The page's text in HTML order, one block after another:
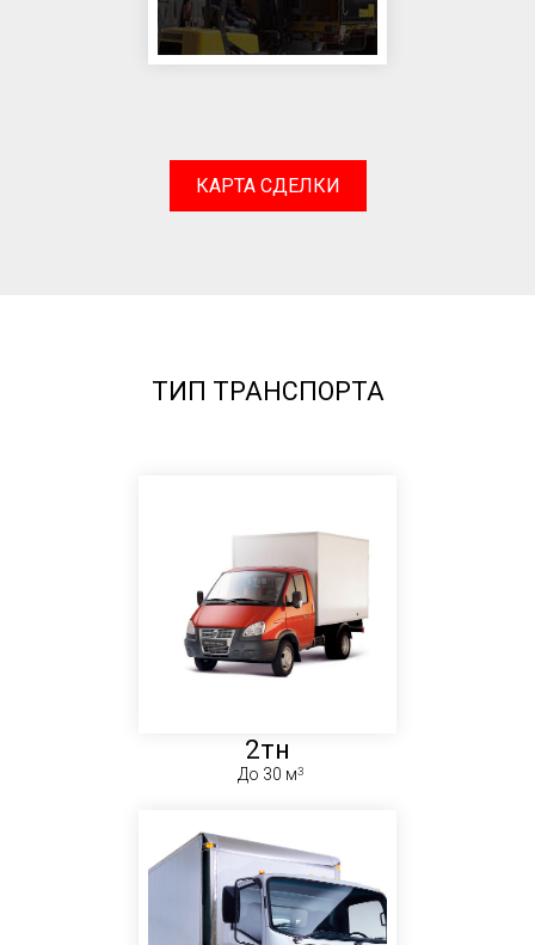
КАРТА СДЕЛКИ
ТИП ТРАНСПОРТА
2тн
До 30 м